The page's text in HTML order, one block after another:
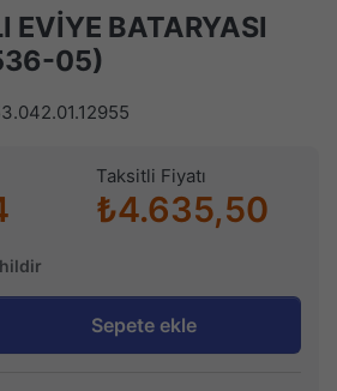
EVİYE BATARYASI
05)
Taksitli Fiyatı
₺4.635,50
Sepete ekle